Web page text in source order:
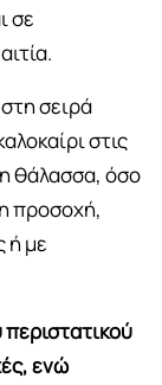
σε
σειρά
στις
θάλασσα, όσο
προσοχή,
ή με
ενώ